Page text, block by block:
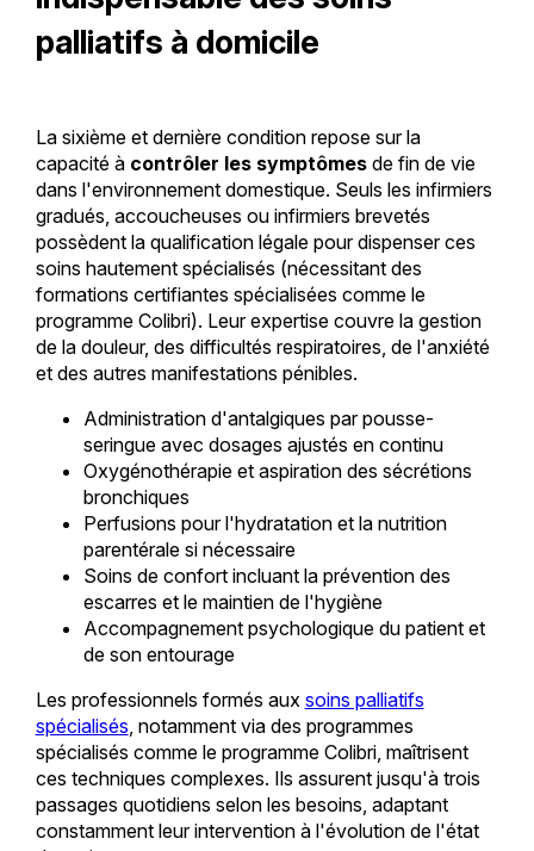
palliatifs à domicile
La sixième et dernière condition repose sur la
capacité à contrôler les symptômesde fin de vie
dans l'environnement domestique. Seuls les infirmiers
gradués, accoucheuses ou infirmiers brevetés
possèdent la qualification légale pour dispenser ces
soins hautement spécialisés (nécessitant des
formations certifiantes spécialisées comme le
programme Colibri). Leur expertise couvre la gestion
de la douleur, des difficultés respiratoires, de l'anxiété
et des autres manifestations pénibles.
Administration d'antalgiques par pousse-
seringue avec dosages ajustés en continu
Oxygénothérapie et aspiration des sécrétions
bronchiques
Perfusions pour l'hydratation et la nutrition
parentérale si nécessaire
Soins de confort incluant la prévention des
escarres et le maintien de l'hygiène
Accompagnement psychologique du patient et
de son entourage
Les professionnels formés aux soins palliatifs
spécialisés , notamment via des programmes
spécialisés comme le programme Colibri, maîtrisent
ces techniques complexes. Ils assurent jusqu'à trois
passages quotidiens selon les besoins, adaptant
constamment leur intervention à l'évolution de l'état